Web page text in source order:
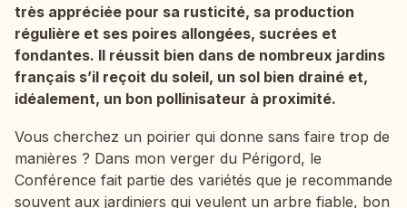
très appréciée pour sa rusticité, sa production
régulière et ses poires allongées, sucrées et
fondantes. Il réussit bien dans de nombreux jardins
français s’il reçoit du soleil, un sol bien drainé et,
idéalement, un bon pollinisateur à proximité.
Vous cherchez un poirier qui donne sans faire trop de
manières ? Dans mon verger du Périgord, le
Conférence fait partie des variétés que je recommande
souvent aux jardiniers qui veulent un arbre fiable, bon